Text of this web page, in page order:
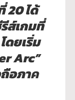
20 ได้
ส์เกมที่
ดยเริ่ม
Arc”
อภาค